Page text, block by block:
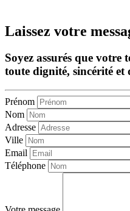
Laissez votre
Soyez assurés que votre
toute dignité, sincérité et
Prénom
Nom
Adresse
Ville
Email
Téléphone